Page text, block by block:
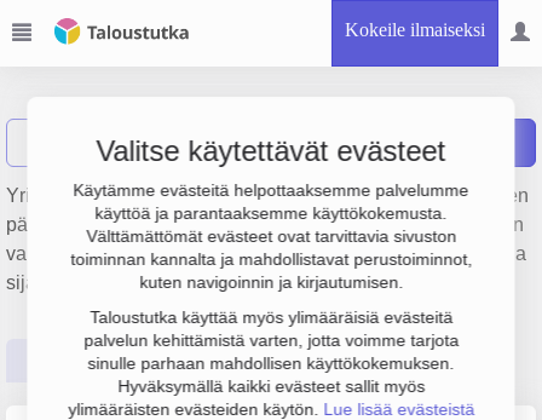
Kokeile ilmaiseksi
Valitse käytettävät evästeet
Käytämme evästeitä helpottaaksemme palvelumme
käyttöä ja parantaaksemme käyttökokemusta.
Välttämättömät evästeet ovat tarvittavia sivuston
toiminnan kannalta ja mahdollistavat perustoiminnot,
kuten navigoinnin ja kirjautumisen.
Taloustutka käyttää myös ylimääräisiä evästeitä
palvelun kehittämistä varten, jotta voimme tarjota
sinulle parhaan mahdollisen käyttökokemuksen.
Hyväksymällä kaikki evästeet sallit myös
ylimääräisten evästeiden käytön. Lue lisää evästeistä
Näytä haku P Pentafi Oy Raportit
Yrityksen Pentafi Oy liikevaihto on 0 € ja tulos 3.4 milj. €. Sen
päätoimiala on Muu rahoitusta palveleva toiminta pois lukien
vakuutus- ja eläkevakuutustoiminta, perustamisvuosi 2008 ja
sijainti Espoo. Yrityksen yhtiömuoto Osakeyhtiö (OY).
Perustiedot Tilinpäätösluvut Päättäjätiedot